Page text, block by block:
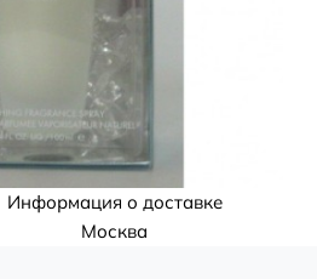
Информация о доставке
Москва